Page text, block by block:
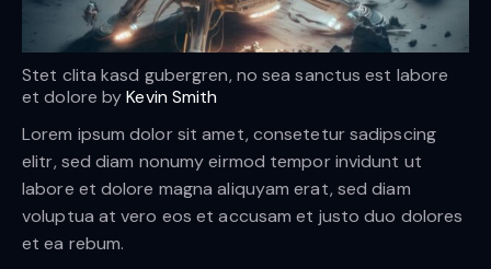
Stet clita kasd gubergren, no sea sanctus est labore
et dolore byKevin Smith
Lorem ipsum dolor sit amet, consetetur sadipscing
elitr, sed diam nonumy eirmod tempor invidunt ut
labore et dolore magna aliquyam erat, sed diam
voluptua at vero eos et accusam et justo duo dolores
et ea rebum.